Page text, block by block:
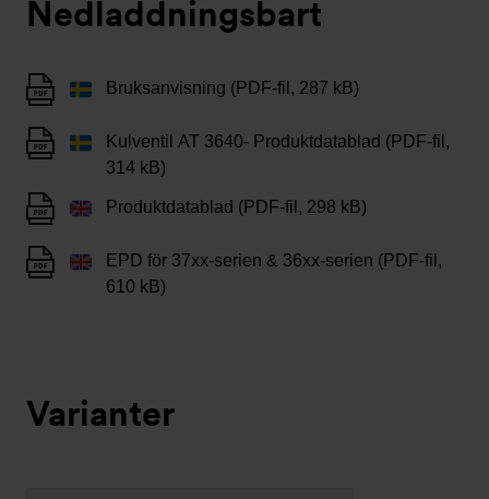
Nedladdningsbart
Bruksanvisning (PDF-fil, 287 kB)
Kulventil AT 3640- Produktdatablad (PDF-fil,
314 kB)
Produktdatablad (PDF-fil, 298 kB)
EPD för 37xx-serien & 36xx-serien (PDF-fil,
610 kB)
Varianter